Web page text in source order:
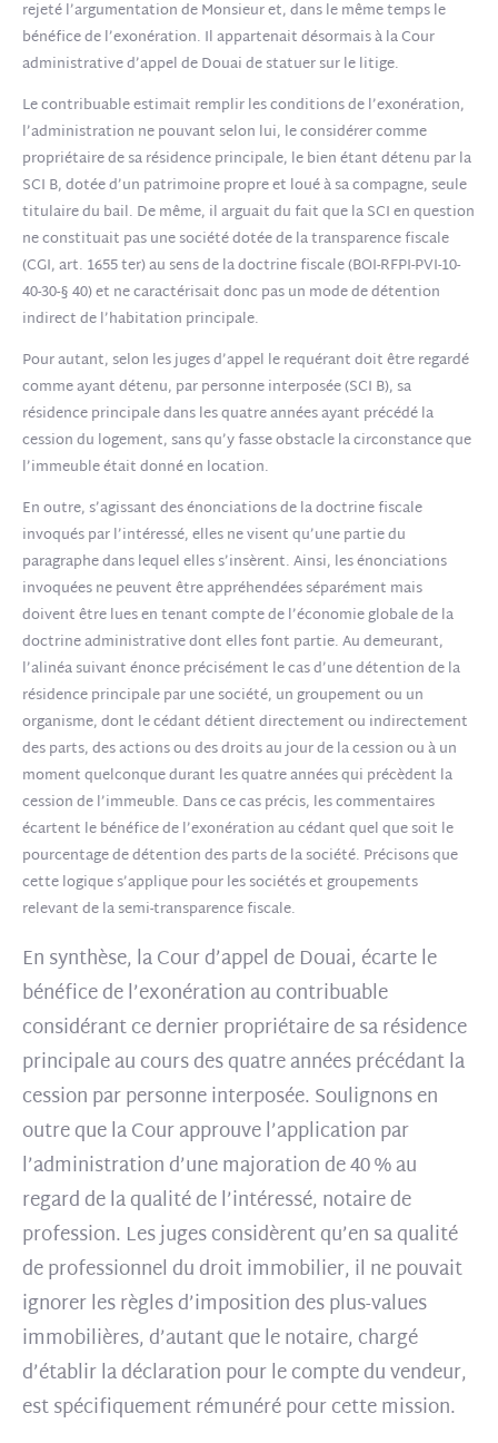
rejeté l’argumentation de Monsieur et, dans le même temps le
bénéfice de l’exonération. Il appartenait désormais à la Cour
administrative d’appel de Douai de statuer sur le litige.
Le contribuable estimait remplir les conditions de l’exonération,
l’administration ne pouvant selon lui, le considérer comme
propriétaire de sa résidence principale, le bien étant détenu par la
SCI B, dotée d’un patrimoine propre et loué à sa compagne, seule
titulaire du bail. De même, il arguait du fait que la SCI en question
ne constituait pas une société dotée de la transparence fiscale
(CGI, art. 1655 ter) au sens de la doctrine fiscale (BOI-RFPI-PVI-10-
40-30-§ 40) et ne caractérisait donc pas un mode de détention
indirect de l’habitation principale.
Pour autant, selon les juges d’appel le requérant doit être regardé
comme ayant détenu, par personne interposée (SCI B), sa
résidence principale dans les quatre années ayant précédé la
cession du logement, sans qu’y fasse obstacle la circonstance que
l’immeuble était donné en location.
En outre, s’agissant des énonciations de la doctrine fiscale
invoqués par l’intéressé, elles ne visent qu’une partie du
paragraphe dans lequel elles s’insèrent. Ainsi, les énonciations
invoquées ne peuvent être appréhendées séparément mais
doivent être lues en tenant compte de l’économie globale de la
doctrine administrative dont elles font partie. Au demeurant,
l’alinéa suivant énonce précisément le cas d’une détention de la
résidence principale par une société, un groupement ou un
organisme, dont le cédant détient directement ou indirectement
des parts, des actions ou des droits au jour de la cession ou à un
moment quelconque durant les quatre années qui précèdent la
cession de l’immeuble. Dans ce cas précis, les commentaires
écartent le bénéfice de l’exonération au cédant quel que soit le
pourcentage de détention des parts de la société. Précisons que
cette logique s’applique pour les sociétés et groupements
relevant de la semi-transparence fiscale.
En synthèse, la Cour d’appel de Douai, écarte le
bénéfice de l’exonération au contribuable
considérant ce dernier propriétaire de sa résidence
principale au cours des quatre années précédant la
cession par personne interposée. Soulignons en
outre que la Cour approuve l’application par
l’administration d’une majoration de 40 % au
regard de la qualité de l’intéressé, notaire de
profession. Les juges considèrent qu’en sa qualité
de professionnel du droit immobilier, il ne pouvait
ignorer les règles d’imposition des plus-values
immobilières, d’autant que le notaire, chargé
d’établir la déclaration pour le compte du vendeur,
est spécifiquement rémunéré pour cette mission.